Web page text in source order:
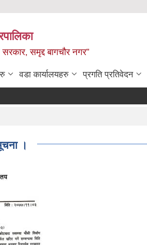
समृद्द बागचौर नगर”
वडा ‍कार्यालयहरु प्रगति प्रतिवेदन
।